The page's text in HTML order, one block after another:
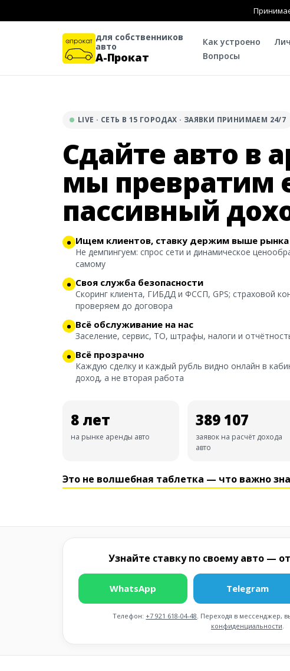
для собственников
авто
А-Прокат
Как устроено
Вопросы
LIVE · СЕТЬ В 15 ГОРОДАХ · ЗАЯВКИ ПРИНИМАЕМ 24/7
Сдайте авто в
мы превратим
пассивный
Ищем клиентов, ставку держим выше рынка
Не демпингуем: спрос сети и динамическое
самому
Своя служба безопасности
Скоринг клиента, ГИБДД и ФССП, GPS; страховой
проверяем до договора
Всё обслуживание на нас
Заселение, сервис, ТО, штрафы, налоги и
Всё прозрачно
Каждую сделку и каждый рубль видно онлайн в
доход, а не вторая работа
8 лет
на рынке аренды авто
389 107
заявок на расчёт дохода
авто
Это не волшебная таблетка — что важно
Узнайте ставку по своему авто —
WhatsApp Telegram
Телефон:+7 921 618-04-48. Переходя в мессенджер,
конфиденциальности.